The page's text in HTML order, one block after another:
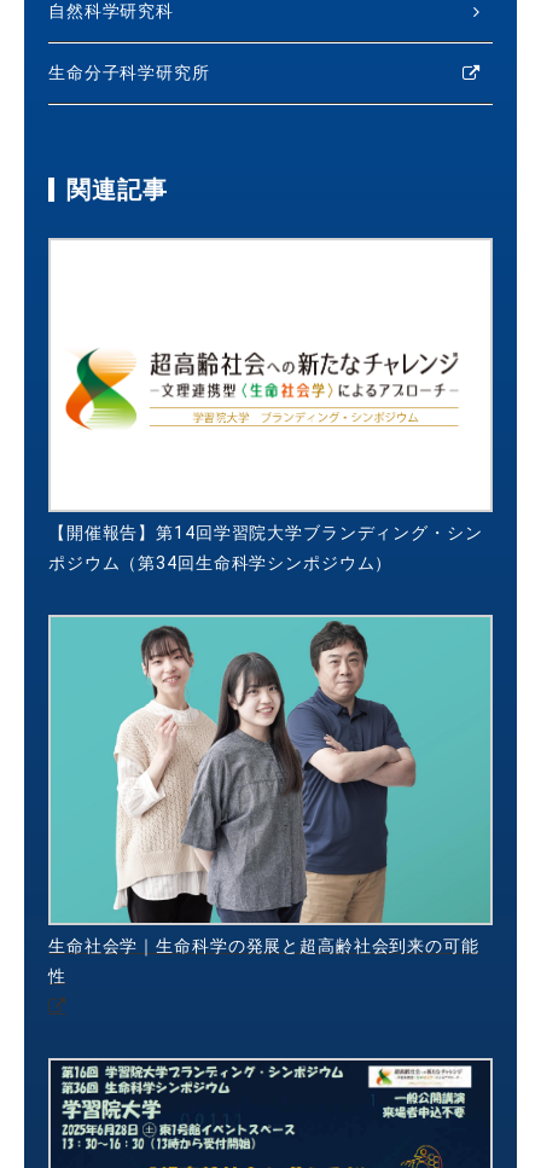
自然科学研究科
生命分子科学研究所
関連記事
【開催報告】第14回学習院大学ブランディング・シン
ポジウム（第34回生命科学シンポジウム）
生命社会学｜生命科学の発展と超高齢社会到来の可能
性